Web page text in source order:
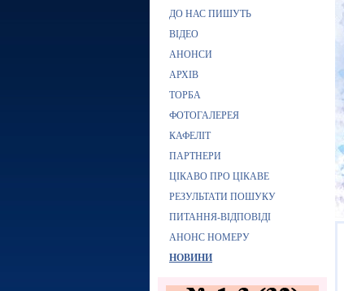
ДО НАС ПИШУТЬ
ВІДЕО
АНОНСИ
АРХІВ
ТОРБА
ФОТОГАЛЕРЕЯ
КАФЕЛІТ
ПАРТНЕРИ
ЦІКАВО ПРО ЦІКАВЕ
РЕЗУЛЬТАТИ ПОШУКУ
ПИТАННЯ-ВІДПОВІДІ
АНОНС НОМЕРУ
НОВИНИ